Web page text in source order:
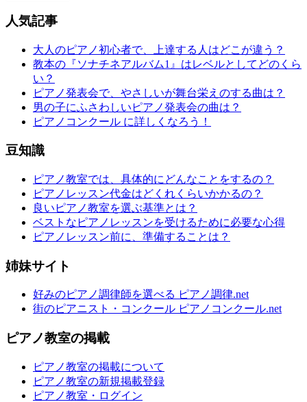
人気記事
大人のピアノ初心者で、上達する人はどこが違う？
教本の『ソナチネアルバム1』はレベルとしてどのくら
い？
ピアノ発表会で、やさしいが舞台栄えのする曲は？
男の子にふさわしいピアノ発表会の曲は？
ピアノコンクール に詳しくなろう！
豆知識
ピアノ教室では、具体的にどんなことをするの？
ピアノレッスン代金はどくれくらいかかるの？
良いピアノ教室を選ぶ基準とは？
ベストなピアノレッスンを受けるために必要な心得
ピアノレッスン前に、準備することは？
姉妹サイト
好みのピアノ調律師を選べる ピアノ調律.net
街のピアニスト・コンクール ピアノコンクール.net
ピアノ教室の掲載
ピアノ教室の掲載について
ピアノ教室の新規掲載登録
ピアノ教室・ログイン